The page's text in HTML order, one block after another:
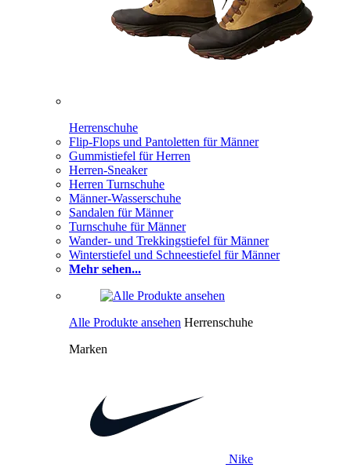
Herrenschuhe
Flip-Flops und Pantoletten für Männer
Gummistiefel für Herren
Herren-Sneaker
Herren Turnschuhe
Männer-Wasserschuhe
Sandalen für Männer
Turnschuhe für Männer
Wander- und Trekkingstiefel für Männer
Winterstiefel und Schneestiefel für Männer
Mehr sehen...
Alle Produkte ansehen Herrenschuhe
Marken
Nike